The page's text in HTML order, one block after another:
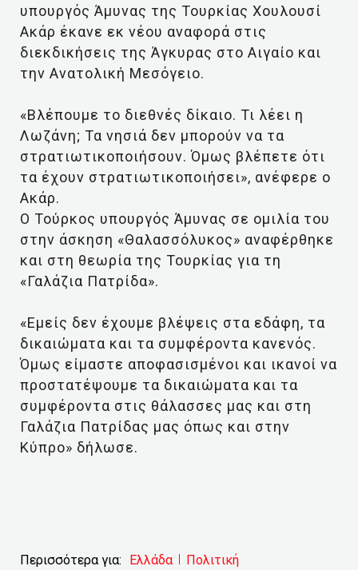
υπουργός Άμυνας της Τουρκίας Χουλουσί
Ακάρ έκανε εκ νέου αναφορά στις
διεκδικήσεις της Άγκυρας στο Αιγαίο και
την Ανατολική Μεσόγειο.
«Βλέπουμε το διεθνές δίκαιο. Τι λέει η
Λωζάνη; Τα νησιά δεν μπορούν να τα
στρατιωτικοποιήσουν. Όμως βλέπετε ότι
τα έχουν στρατιωτικοποιήσει», ανέφερε ο
Ακάρ.
Ο Τούρκος υπουργός Άμυνας σε ομιλία του
στην άσκηση «Θαλασσόλυκος» αναφέρθηκε
και στη θεωρία της Τουρκίας για τη
«Γαλάζια Πατρίδα».
«Εμείς δεν έχουμε βλέψεις στα εδάφη, τα
δικαιώματα και τα συμφέροντα κανενός.
Όμως είμαστε αποφασισμένοι και ικανοί να
προστατέψουμε τα δικαιώματα και τα
συμφέροντα στις θάλασσες μας και στη
Γαλάζια Πατρίδας μας όπως και στην
Κύπρο» δήλωσε.
Περισσότερα για: Ελλάδα Πολιτική